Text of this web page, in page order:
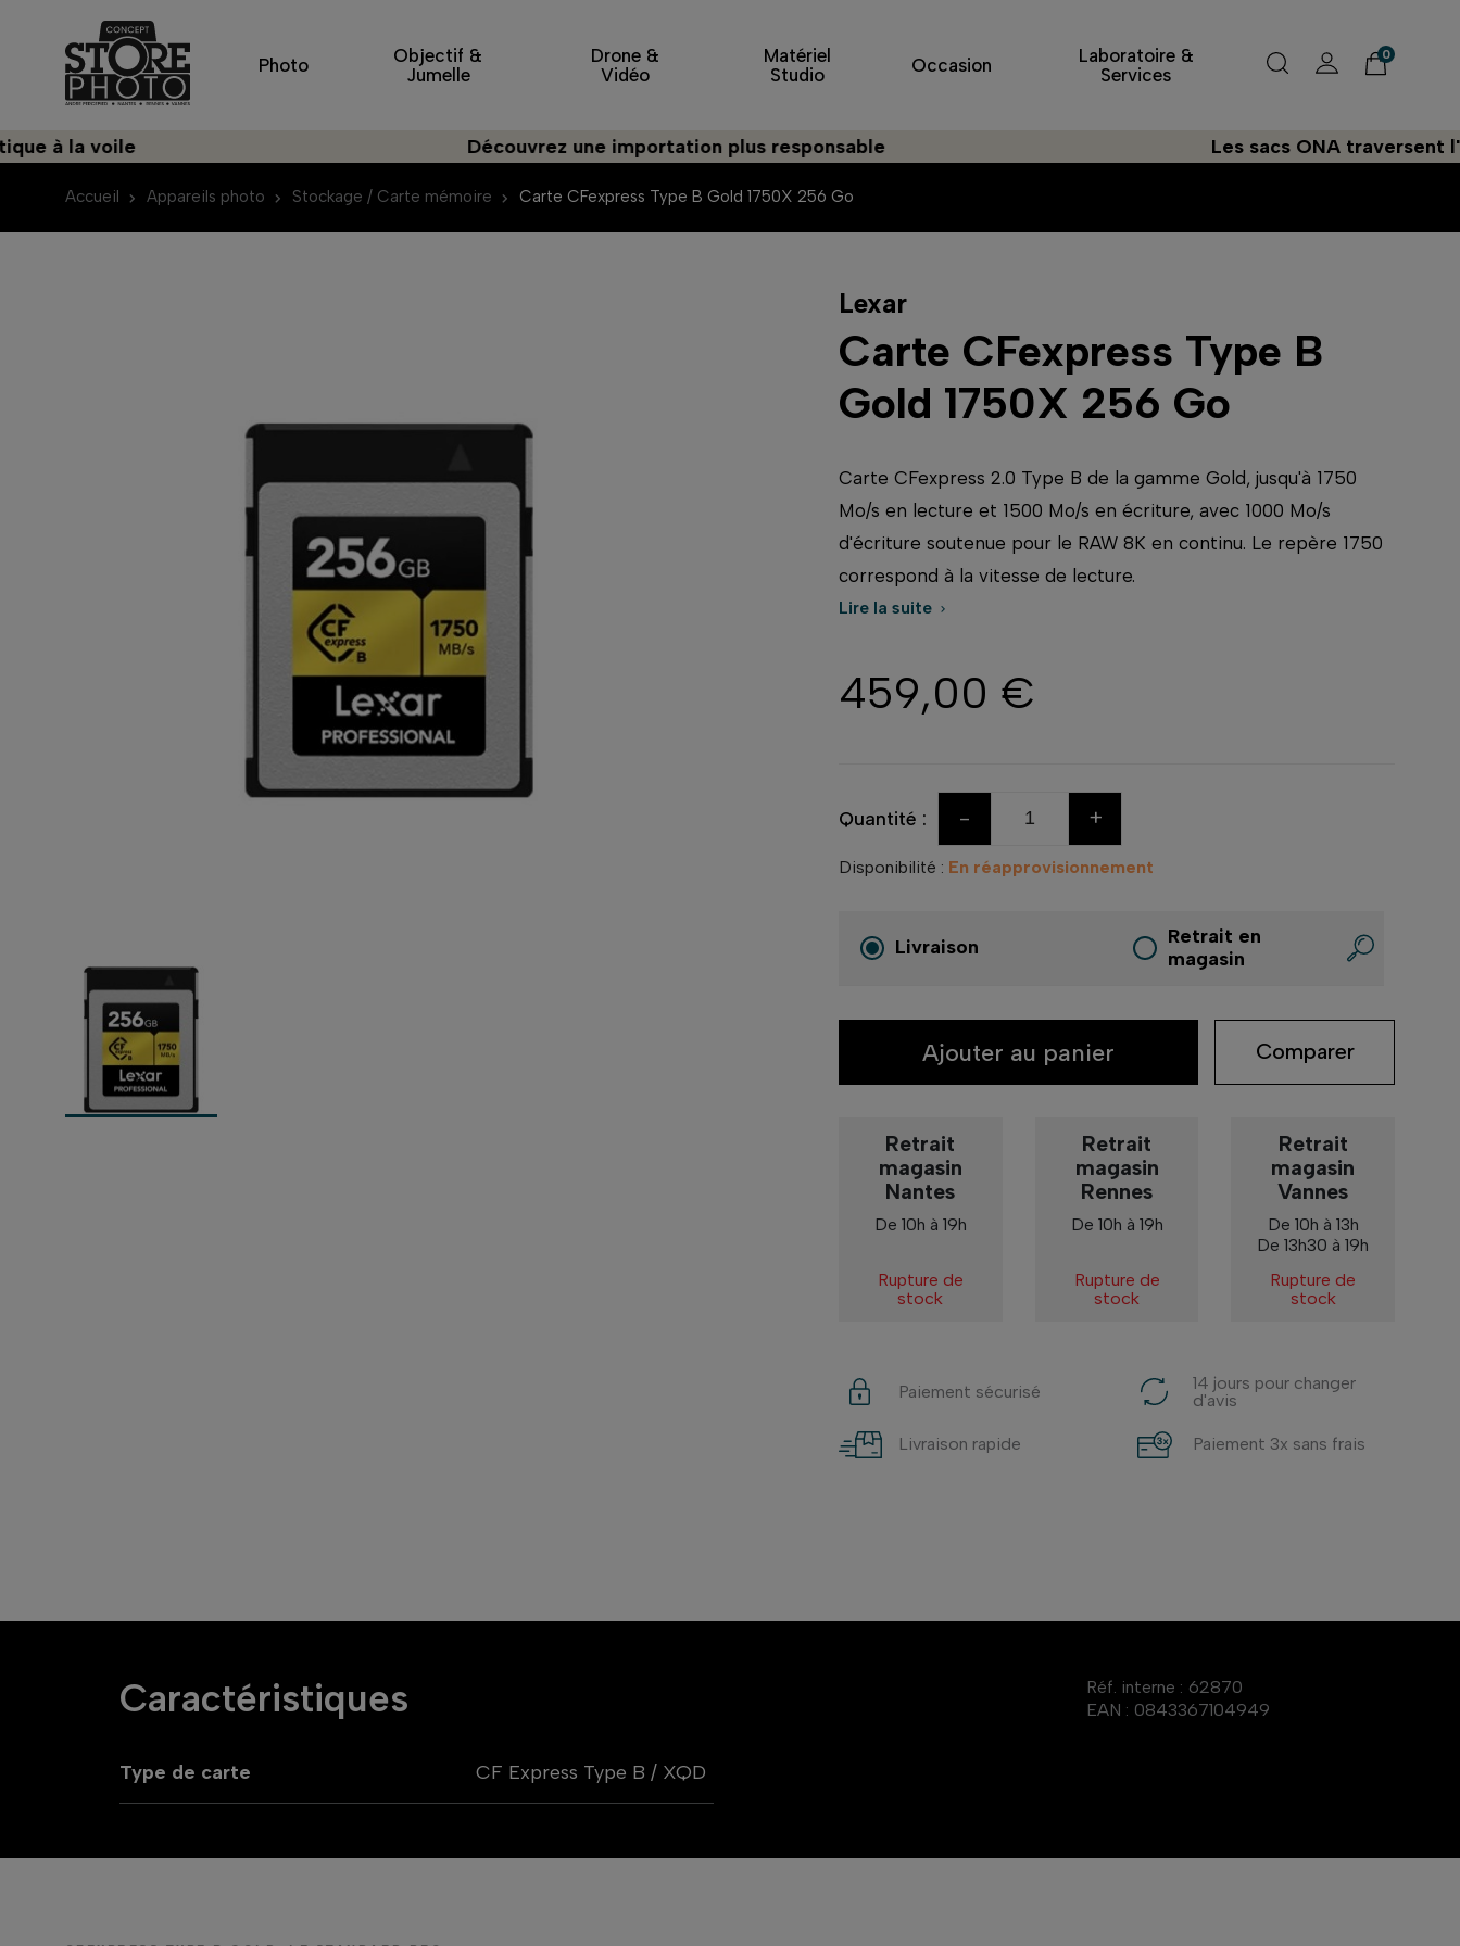
Photo
Objectif &
Jumelle
Drone &
Vidéo
Matériel
Studio
Occasion
Laboratoire &
Services
0
la voile Découvrez une importation plus responsable Les sacs ONA traversent
Accueil Appareils photo Stockage / Carte mémoire Carte CFexpress Type B Gold 1750X 256 Go
Lexar
Carte CFexpress Type B
Gold 1750X 256 Go
Carte CFexpress 2.0 Type B de la gamme Gold, jusqu'à 1750
Mo/s en lecture et 1500 Mo/s en écriture, avec 1000 Mo/s
d'écriture soutenue pour le RAW 8K en continu. Le repère 1750
correspond à la vitesse de lecture.
Lire la suite 
459,00 €
Quantité : - +
Disponibilité : En réapprovisionnement
Livraison
Retrait en
magasin
Ajouter au panier Comparer
Retrait
magasin
Nantes
De 10h à 19h
Rupture de
stock
Retrait
magasin
Rennes
De 10h à 19h
Rupture de
stock
Retrait
magasin
Vannes
De 10h à 13h
De 13h30 à 19h
Rupture de
stock
Paiement sécurisé
14 jours pour changer
d'avis
Livraison rapide Paiement 3x sans frais
Caractéristiques Réf. interne : 62870
EAN : 0843367104949
Type de carte CF Express Type B / XQD